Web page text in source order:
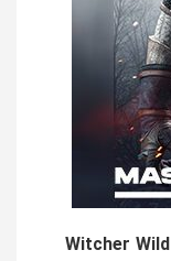
Witcher Wild